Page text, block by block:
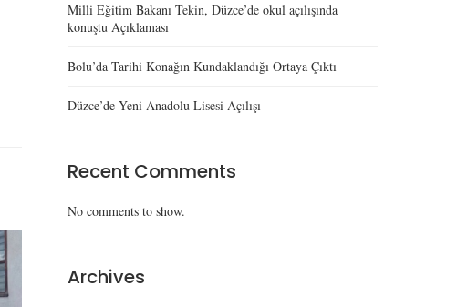
Milli Eğitim Bakanı Tekin, Düzce’de okul açılışında
konuştu Açıklaması
Bolu’da Tarihi Konağın Kundaklandığı Ortaya Çıktı
Düzce’de Yeni Anadolu Lisesi Açılışı
Recent Comments
No comments to show.
Archives